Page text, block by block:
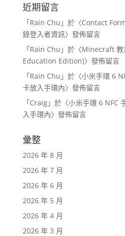
近期留言
「Rain Chu 」於〈Contact
錄登入者資訊〉發佈留言
「Rain Chu 」於〈Minecraft
Education Edition)〉發佈留言
「Rain Chu 」於〈小米手環 6
卡放入手環內〉發佈留言
「Craig」於〈小米手環 6 NFC
入手環內〉發佈留言
彙整
2026 年 8 月
2026 年 7 月
2026 年 6 月
2026 年 5 月
2026 年 4 月
2026 年 3 月